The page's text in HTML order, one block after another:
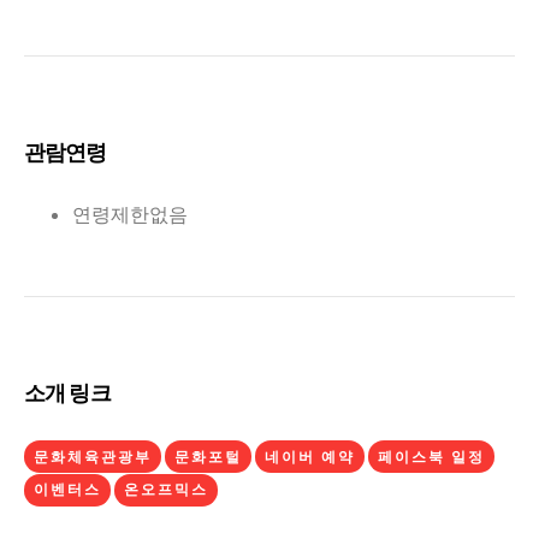
관람연령
연령제한없음
소개 링크
문화체육관광부 문화포털 네이버 예약
페이스북 일정
이벤터스
온오프믹스